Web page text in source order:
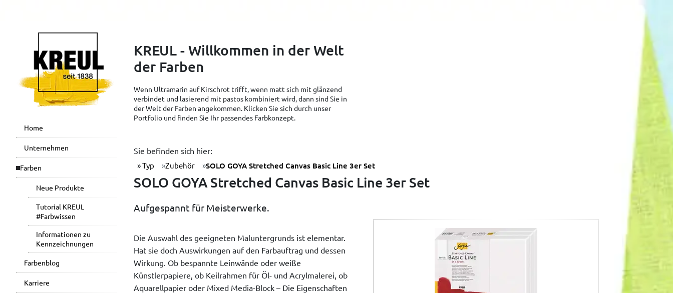
Home
Unternehmen
Farben
Neue Produkte
Tutorial KREUL
#Farbwissen
Informationen zu
Kennzeichnungen
Farbenblog
Karriere
KREUL - Willkommen in der Welt
der Farben
Wenn Ultramarin auf Kirschrot trifft, wenn matt sich mit glänzend
verbindet und lasierend mit pastos kombiniert wird, dann sind Sie in
der Welt der Farben angekommen. Klicken Sie sich durch unser
Portfolio und finden Sie Ihr passendes Farbkonzept.
Sie befinden sich hier:
Typ Zubehör SOLO GOYA Stretched Canvas Basic Line 3er Set
SOLO GOYA Stretched Canvas Basic Line 3er Set
Aufgespannt für Meisterwerke.
Die Auswahl des geeigneten Maluntergrunds ist elementar.
Hat sie doch Auswirkungen auf den Farbauftrag und dessen
Wirkung. Ob bespannte Leinwände oder weiße
Künstlerpapiere, ob Keilrahmen für Öl- und Acrylmalerei, ob
Aquarellpapier oder Mixed Media-Block – Die Eigenschaften